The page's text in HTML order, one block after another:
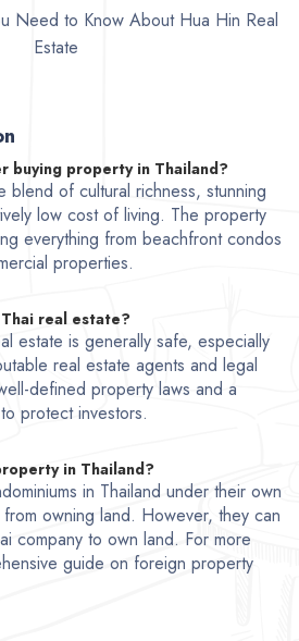
Need to Know About Hua Hin Real
Estate
buying property in Thailand?
blend of cultural richness, stunning
low cost of living. The property
everything from beachfront condos
properties.
real estate?
estate is generally safe, especially
real estate agents and legal
defined property laws and a
protect investors.
in Thailand?
in Thailand under their own
owning land. However, they can
company to own land. For more
guide on foreign property